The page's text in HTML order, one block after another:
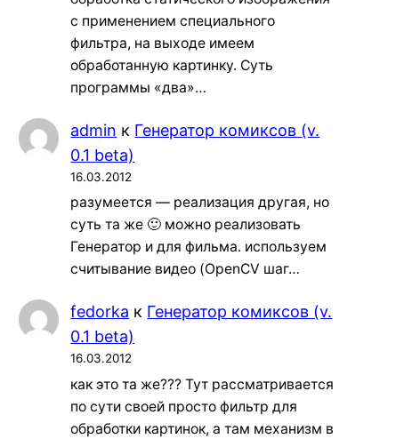
с применением специального
фильтра, на выходе имеем
обработанную картинку. Суть
программы «два»…
admin к Генератор комиксов (v.
0.1 beta)
16.03.2012
разумеется — реализация другая, но
суть та же 🙂 можно реализовать
Генератор и для фильма. используем
считывание видео (OpenCV шаг…
fedorka к Генератор комиксов (v.
0.1 beta)
16.03.2012
как это та же??? Тут рассматривается
по сути своей просто фильтр для
обработки картинок, а там механизм в